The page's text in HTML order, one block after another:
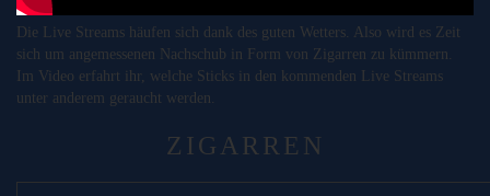
Die Live Streams häufen sich dank des guten Wetters. Also wird es Zeit
sich um angemessenen Nachschub in Form von Zigarren zu kümmern.
Im Video erfahrt ihr, welche Sticks in den kommenden Live Streams
unter anderem geraucht werden.
ZIGARREN